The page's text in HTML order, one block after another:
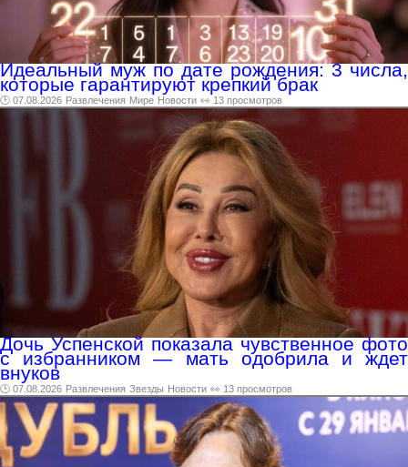
Идеальный муж по дате рождения: 3 числа,
которые гарантируют крепкий брак
🕑 07.08.2026 Развлечения Мире Новости 👀 13 просмотров
Дочь Успенской показала чувственное фото
с избранником — мать одобрила и ждет
внуков
🕑 07.08.2026 Развлечения Звезды Новости 👀 13 просмотров